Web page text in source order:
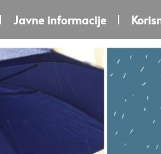
Javne informacije